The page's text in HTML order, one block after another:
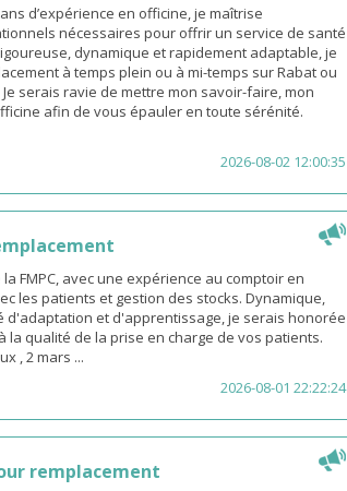
d’expérience en officine, je maîtrise
nécessaires pour offrir un service de santé
dynamique et rapidement adaptable, je
à temps plein ou à mi-temps sur Rabat ou
serais ravie de mettre mon savoir-faire, mon
afin de vous épauler en toute sérénité.
2026-08-02 12:00:35
FMPC, avec une expérience au comptoir en
les patients et gestion des stocks. Dynamique,
et d'apprentissage, je serais honorée
qualité de la prise en charge de vos patients.
, 2 mars ...
2026-08-01 22:22:24
remplacement